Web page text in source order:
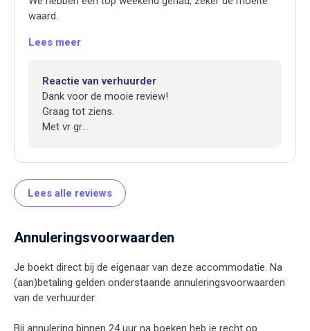
waard.
Lees meer
Reactie van verhuurder
Dank voor de mooie review!
Graag tot ziens.
Met vr gr
Lees alle reviews
Annuleringsvoorwaarden
Je boekt direct bij de eigenaar van deze accommodatie. Na
(aan)betaling gelden onderstaande annuleringsvoorwaarden
van de verhuurder:
Bij annulering binnen 24 uur na boeken heb je recht op